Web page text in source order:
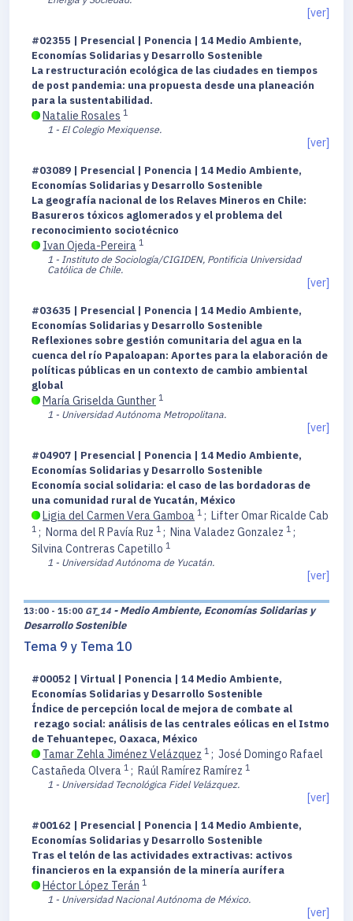
[ver]
#02355 | Presencial | Ponencia | 14 Medio Ambiente,
Economías Solidarias y Desarrollo Sostenible
La restructuración ecológica de las ciudades en tiempos
de post pandemia: una propuesta desde una planeación
para la sustentabilidad.
Natalie Rosales 1
1 - El Colegio Mexiquense.
[ver]
#03089 | Presencial | Ponencia | 14 Medio Ambiente,
Economías Solidarias y Desarrollo Sostenible
La geografía nacional de los Relaves Mineros en Chile:
Basureros tóxicos aglomerados y el problema del
reconocimiento sociotécnico
Ivan Ojeda-Pereira 1
1 - Instituto de Sociología/CIGIDEN, Pontificia Universidad
Católica de Chile.
[ver]
#03635 | Presencial | Ponencia | 14 Medio Ambiente,
Economías Solidarias y Desarrollo Sostenible
Reflexiones sobre gestión comunitaria del agua en la
cuenca del río Papaloapan: Aportes para la elaboración de
políticas públicas en un contexto de cambio ambiental
global
María Griselda Gunther 1
1 - Universidad Autónoma Metropolitana.
[ver]
#04907 | Presencial | Ponencia | 14 Medio Ambiente,
Economías Solidarias y Desarrollo Sostenible
Economía social solidaria: el caso de las bordadoras de
una comunidad rural de Yucatán, México
Ligia del Carmen Vera Gamboa 1 ; Lifter Omar Ricalde Cab
1 ; Norma del R Pavía Ruz 1 ; Nina Valadez Gonzalez 1 ;
Silvina Contreras Capetillo 1
1 - Universidad Autónoma de Yucatán.
[ver]
13:00 - 15:00 GT_14 - Medio Ambiente, Economías Solidarias y
Desarrollo Sostenible
Tema 9 y Tema 10
#00052 | Virtual | Ponencia | 14 Medio Ambiente,
Economías Solidarias y Desarrollo Sostenible
Índice de percepción local de mejora de combate al
rezago social: análisis de las centrales eólicas en el Istmo
de Tehuantepec, Oaxaca, México
Tamar Zehla Jiménez Velázquez 1 ; José Domingo Rafael
Castañeda Olvera 1 ; Raúl Ramírez Ramírez 1
1 - Universidad Tecnológica Fidel Velázquez.
[ver]
#00162 | Presencial | Ponencia | 14 Medio Ambiente,
Economías Solidarias y Desarrollo Sostenible
Tras el telón de las actividades extractivas: activos
financieros en la expansión de la minería aurífera
Héctor López Terán 1
1 - Universidad Nacional Autónoma de México.
[ver]